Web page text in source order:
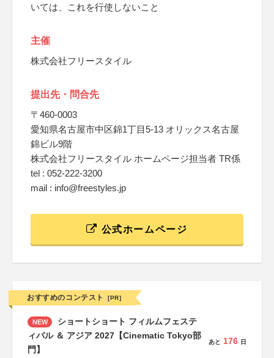
いては、これを行使しないこと
主催
株式会社フリースタイル
提出先・問合先
〒460-0003
愛知県名古屋市中区錦1丁目5-13 オリックス名古屋
錦ビル9階
株式会社フリースタイル ホームページ担当者 TR係
tel : 052-222-3200
mail : info@freestyles.jp
公式ホームページ
おすすめのコンテスト [PR]
NEW
ショートショート フィルムフェステ
ィバル ＆ アジア 2027【Cinematic Tokyo部
門】
あと 176 日